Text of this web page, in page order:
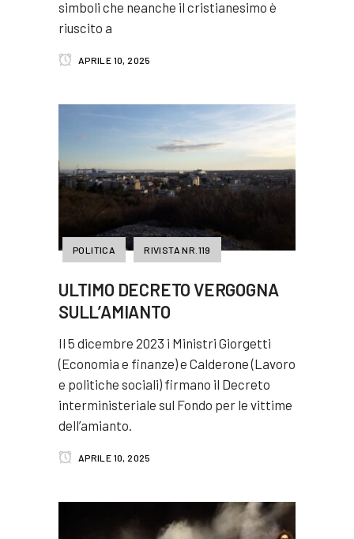
simboli che neanche il cristianesimo è
riuscito a
APRILE 10, 2025
POLITICA RIVISTA NR.119
ULTIMO DECRETO VERGOGNA
SULL’AMIANTO
Il 5 dicembre 2023 i Ministri Giorgetti
(Economia e finanze) e Calderone (Lavoro
e politiche sociali) firmano il Decreto
interministeriale sul Fondo per le vittime
dell’amianto.
APRILE 10, 2025